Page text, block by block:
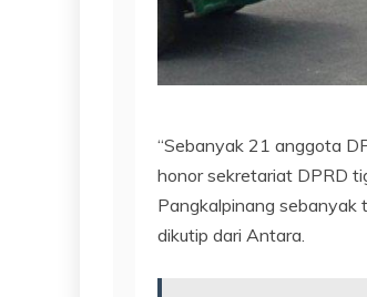
“Sebanyak 21 anggota
honor sekretariat DPRD
Pangkalpinang sebanyak
dikutip dari Antara.